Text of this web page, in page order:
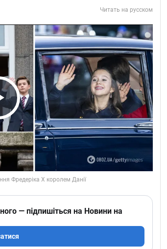
Читать на русском
Video
— підпишіться на Новини на